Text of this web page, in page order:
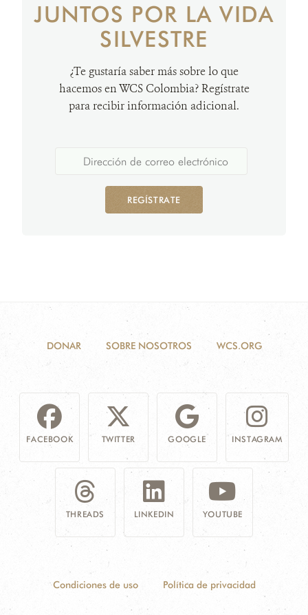
JUNTOS POR LA VIDA
SILVESTRE
¿Te gustaría saber más sobre lo que
hacemos en WCS Colombia? Regístrate
para recibir información adicional.
REGÍSTRATE
DONAR SOBRE NOSOTROS WCS.ORG
FACEBOOK TWITTER GOOGLE INSTAGRAM
THREADS LINKEDIN YOUTUBE
Condiciones de uso Política de privacidad